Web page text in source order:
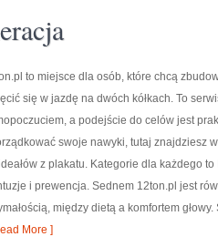
to miejsce dla osób, które chcą
się w jazdę na dwóch kółkach. To
a podejście do celów jest
swoje nawyki, tutaj znajdziesz
z plakatu. Kategorie dla każdego
i prewencja. Sednem 12ton.pl jest
między dietą a komfortem
More ]